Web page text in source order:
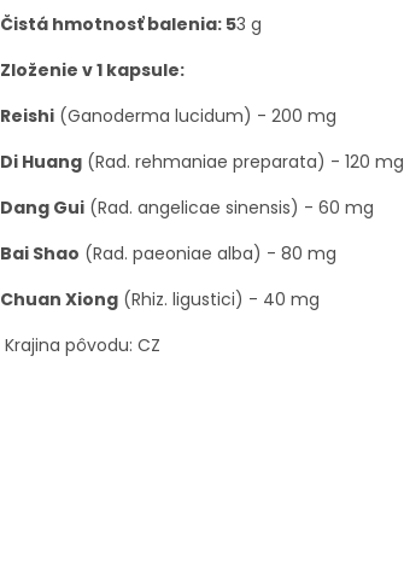
Čistá hmotnosť balenia: 53 g
Zloženie v 1 kapsule:
Reishi (Ganoderma lucidum) - 200 mg
Di Huang (Rad. rehmaniae preparata) - 120 mg
Dang Gui (Rad. angelicae sinensis) - 60 mg
Bai Shao (Rad. paeoniae alba) - 80 mg
Chuan Xiong (Rhiz. ligustici) - 40 mg
Krajina pôvodu: CZ